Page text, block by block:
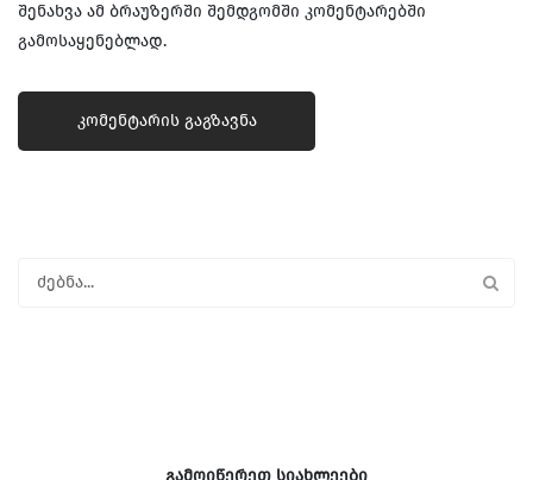
შენახვა ამ ბრაუზერში შემდგომში კომენტარებში
გამოსაყენებლად.